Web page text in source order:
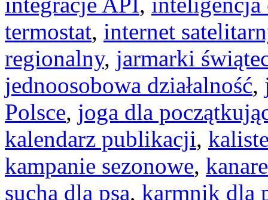
termostat, internet
regionalny, jarmarki
jednoosobowa działalność,
Polsce, joga dla
kalendarz publikacji,
kampanie sezonowe,
sucha dla psa, karmnik dla